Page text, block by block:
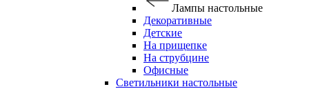
Лампы настольные
Декоративные
Детские
На прищепке
На струбцине
Офисные
Светильники настольные